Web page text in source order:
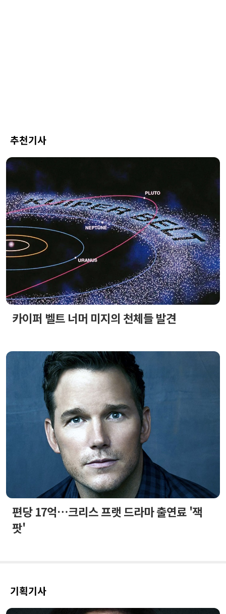
추천기사
카이퍼 벨트 너머 미지의 천체들 발견
편당 17억…크리스 프랫 드라마 출연료 '잭
팟'
기획기사